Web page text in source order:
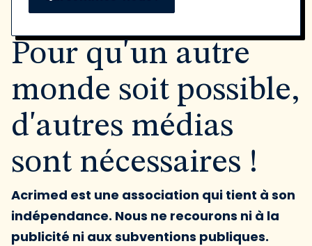
Pour qu'un autre
monde soit possible,
d'autres médias
sont nécessaires !
Acrimed est une association qui tient à son
indépendance. Nous ne recourons ni à la
publicité ni aux subventions publiques.